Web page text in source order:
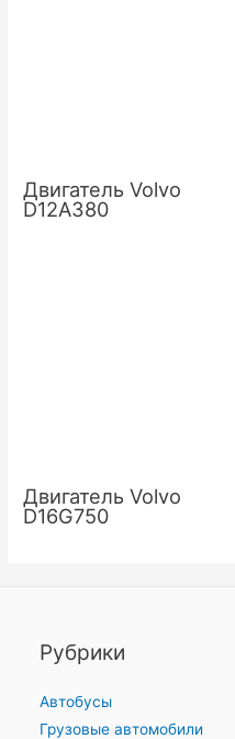
Двигатель Volvo
D12A380
Двигатель Volvo
D16G750
Рубрики
Автобусы
Грузовые автомобили